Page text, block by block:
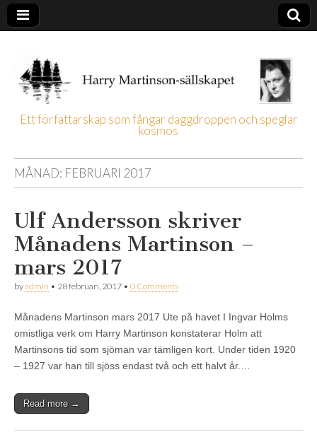
Harry
Martinson-
sällskapet
Ett författarskap som fångar daggdroppen och speglar
kosmos
MÅNAD: FEBRUARI 2017
Ulf Andersson skriver
Månadens Martinson –
mars 2017
byadmin • 28 februari, 2017 • 0 Comments
Månadens Martinson mars 2017 Ute på havet I Ingvar Holms
omistliga verk om Harry Martinson konstaterar Holm att
Martinsons tid som sjöman var tämligen kort. Under tiden 1920
– 1927 var han till sjöss endast två och ett halvt år.…
Read more →